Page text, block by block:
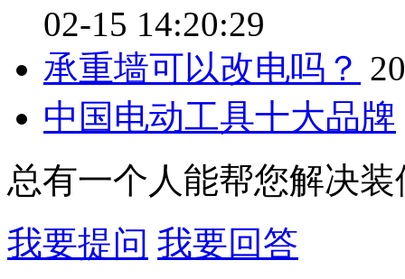
02-15 14:20:29
承重墙可以改电吗？
中国电动工具十大品牌
总有一个人能帮您解决装
我要提问 我要回答